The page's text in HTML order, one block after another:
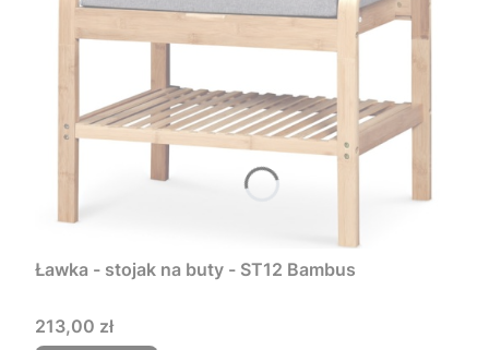
Ławka - stojak na buty - ST12 Bambus
Cena
213,00 zł